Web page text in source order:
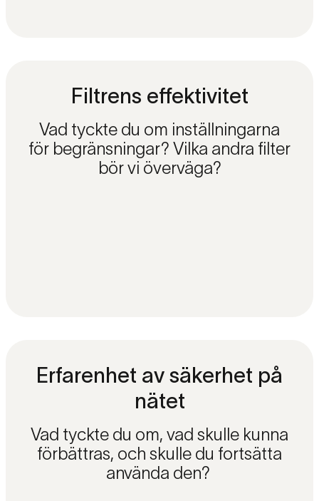
Filtrens effektivitet
Vad tyckte du om inställningarna
för begränsningar? Vilka andra filter
bör vi överväga?
Erfarenhet av säkerhet på
nätet
Vad tyckte du om, vad skulle kunna
förbättras, och skulle du fortsätta
använda den?